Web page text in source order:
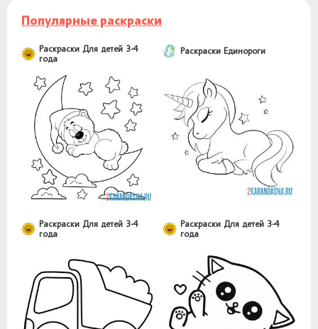
Популярные раскраски
Раскраски Для детей 3-4
года
Раскраски Единороги
Раскраски Для детей 3-4
года
Раскраски Для детей 3-4
года